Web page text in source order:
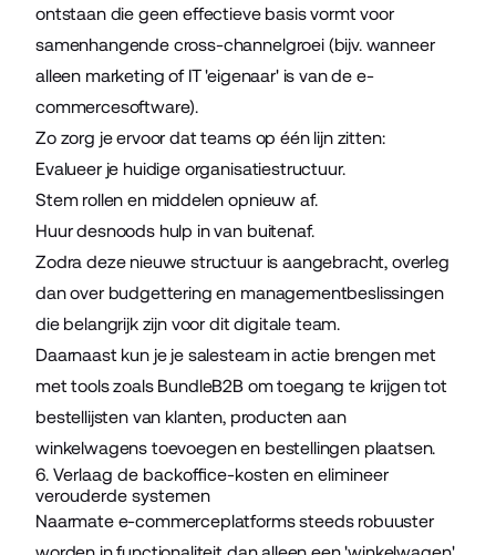
ontstaan die geen effectieve basis vormt voor
samenhangende cross-channelgroei (bijv. wanneer
alleen marketing of IT 'eigenaar' is van de e-
commercesoftware).
Zo zorg je ervoor dat teams op één lijn zitten:
Evalueer je huidige organisatiestructuur.
Stem rollen en middelen opnieuw af.
Huur desnoods hulp in van buitenaf.
Zodra deze nieuwe structuur is aangebracht, overleg
dan over budgettering en managementbeslissingen
die belangrijk zijn voor dit digitale team.
Daarnaast kun je je salesteamin actie brengen met
met tools zoals BundleB2B om toegang te krijgen tot
bestellijsten van klanten, producten aan
winkelwagens toevoegen en bestellingen plaatsen.
6. Verlaag de backoffice-kosten en elimineer
verouderde systemen
Naarmate e-commerceplatforms steeds robuuster